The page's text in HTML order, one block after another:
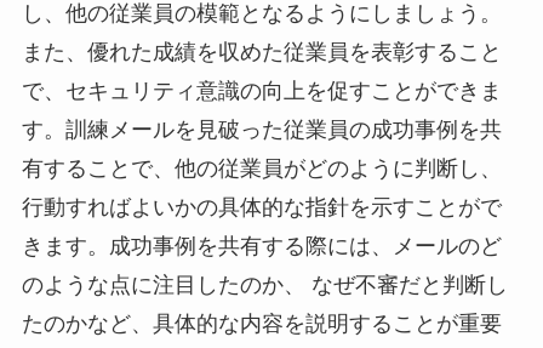
し、他の従業員の模範となるようにしましょう。
また、優れた成績を収めた従業員を表彰すること
で、セキュリティ意識の向上を促すことができま
す。訓練メールを見破った従業員の成功事例を共
有することで、他の従業員がどのように判断し、
行動すればよいかの具体的な指針を示すことがで
きます。成功事例を共有する際には、メールのど
のような点に注目したのか、 なぜ不審だと判断し
たのかなど、具体的な内容を説明することが重要